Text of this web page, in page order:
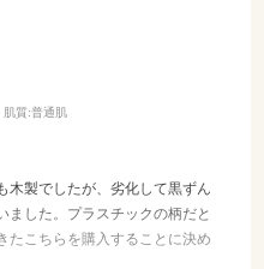
肌質:普通肌
木製でしたが、劣化して黒ずん
ました。プラスチックの柄だと
たこちらを購入することに決め